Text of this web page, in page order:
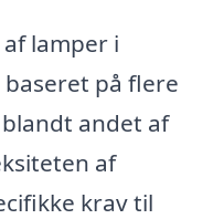
lamper i
på flere
andet af
af
krav til